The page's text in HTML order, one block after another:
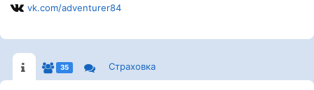
vk.com/adventurer84
35 Страховка